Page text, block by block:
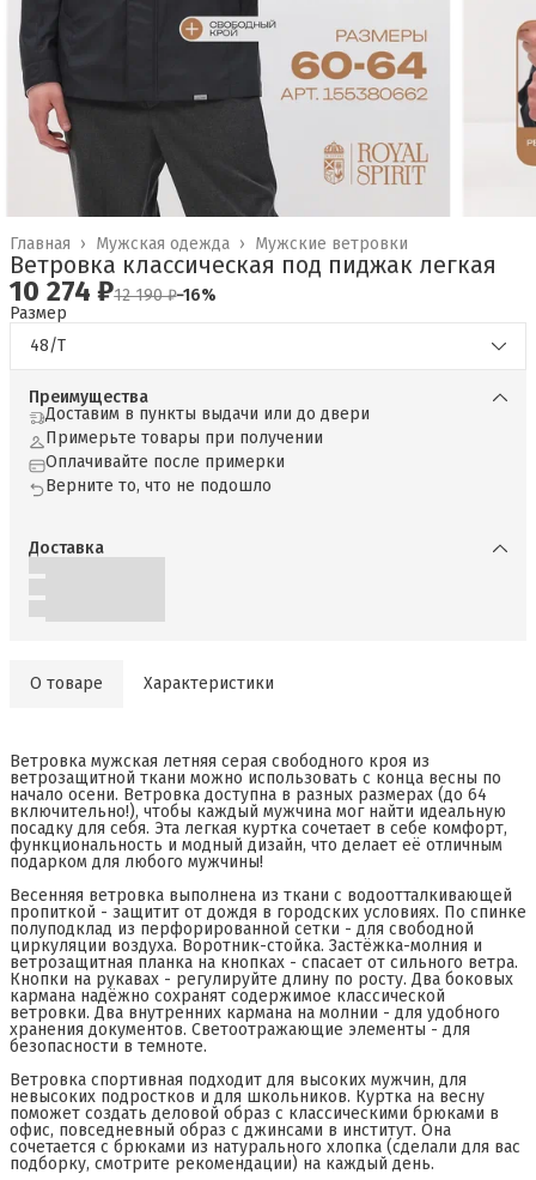
Мужские ветровки
Мужская одежда ›
Главная ›
Ветровка классическая под пиджак легкая
10 274 ₽12 190 ₽−16%
Размер
48/T
Преимущества
Доставим в пункты выдачи или до двери
Примерьте товары при получении
Оплачивайте после примерки
Верните то, что не подошло
Доставка
О товаре Характеристики
Ветровка мужская летняя серая свободного кроя из
ветрозащитной ткани можно использовать с конца весны по
начало осени. Ветровка доступна в разных размерах (до 64
включительно!), чтобы каждый мужчина мог найти идеальную
посадку для себя. Эта легкая куртка сочетает в себе комфорт,
функциональность и модный дизайн, что делает её отличным
подарком для любого мужчины!
Весенняя ветровка выполнена из ткани с водоотталкивающей
пропиткой - защитит от дождя в городских условиях. По спинке
полуподклад из перфорированной сетки - для свободной
циркуляции воздуха. Воротник-стойка. Застёжка-молния и
ветрозащитная планка на кнопках - спасает от сильного ветра.
Кнопки на рукавах - регулируйте длину по росту. Два боковых
кармана надёжно сохранят содержимое классической
ветровки. Два внутренних кармана на молнии - для удобного
хранения документов. Светоотражающие элементы - для
безопасности в темноте.
Ветровка спортивная подходит для высоких мужчин, для
невысоких подростков и для школьников. Куртка на весну
поможет создать деловой образ с классическими брюками в
офис, повседневный образ с джинсами в институт. Она
сочетается с брюками из натурального хлопка (сделали для вас
подборку, смотрите рекомендации) на каждый день.